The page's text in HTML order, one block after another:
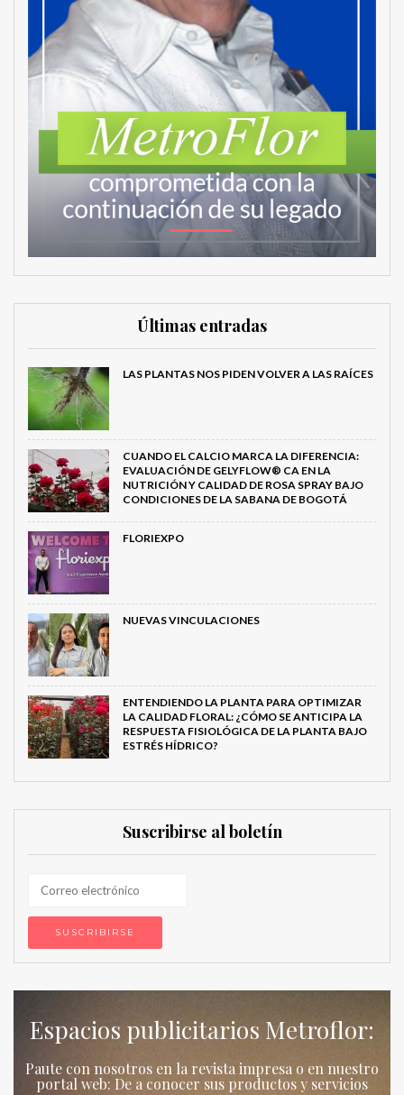
Últimas entradas
LAS PLANTAS NOS PIDEN VOLVER A LAS RAÍCES
CUANDO EL CALCIO MARCA LA DIFERENCIA:
EVALUACIÓN DE GELYFLOW® CA EN LA
NUTRICIÓN Y CALIDAD DE ROSA SPRAY BAJO
CONDICIONES DE LA SABANA DE BOGOTÁ
FLORIEXPO
NUEVAS VINCULACIONES
ENTENDIENDO LA PLANTA PARA OPTIMIZAR
LA CALIDAD FLORAL: ¿CÓMO SE ANTICIPA LA
RESPUESTA FISIOLÓGICA DE LA PLANTA BAJO
ESTRÉS HÍDRICO?
Suscribirse al boletín
Espacios publicitarios Metroflor:
Paute con nosotros en la revista impresa o en nuestro
portal web: De a conocer sus productos y servicios